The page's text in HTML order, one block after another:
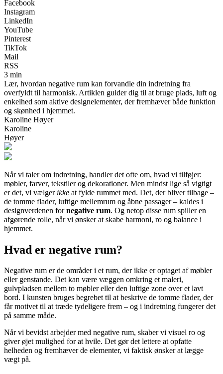
Facebook
Instagram
LinkedIn
YouTube
Pinterest
TikTok
Mail
RSS
3 min
Lær, hvordan negative rum kan forvandle din indretning fra
overfyldt til harmonisk. Artiklen guider dig til at bruge plads, luft og
enkelhed som aktive designelementer, der fremhæver både funktion
og skønhed i hjemmet.
Karoline Høyer
Karoline
Høyer
Når vi taler om indretning, handler det ofte om, hvad vi tilføjer:
møbler, farver, tekstiler og dekorationer. Men mindst lige så vigtigt
er det, vi vælger ikke at fylde rummet med. Det, der bliver tilbage –
de tomme flader, luftige mellemrum og åbne passager – kaldes i
designverdenen fornegative rum. Og netop disse rum spiller en
afgørende rolle, når vi ønsker at skabe harmoni, ro og balance i
hjemmet.
Hvad er negative rum?
Negative rum er de områder i et rum, der ikke er optaget af møbler
eller genstande. Det kan være væggen omkring et maleri,
gulvpladsen mellem to møbler eller den luftige zone over et lavt
bord. I kunsten bruges begrebet til at beskrive de tomme flader, der
får motivet til at træde tydeligere frem – og i indretning fungerer det
på samme måde.
Når vi bevidst arbejder med negative rum, skaber vi visuel ro og
giver øjet mulighed for at hvile. Det gør det lettere at opfatte
helheden og fremhæver de elementer, vi faktisk ønsker at lægge
vægt på.